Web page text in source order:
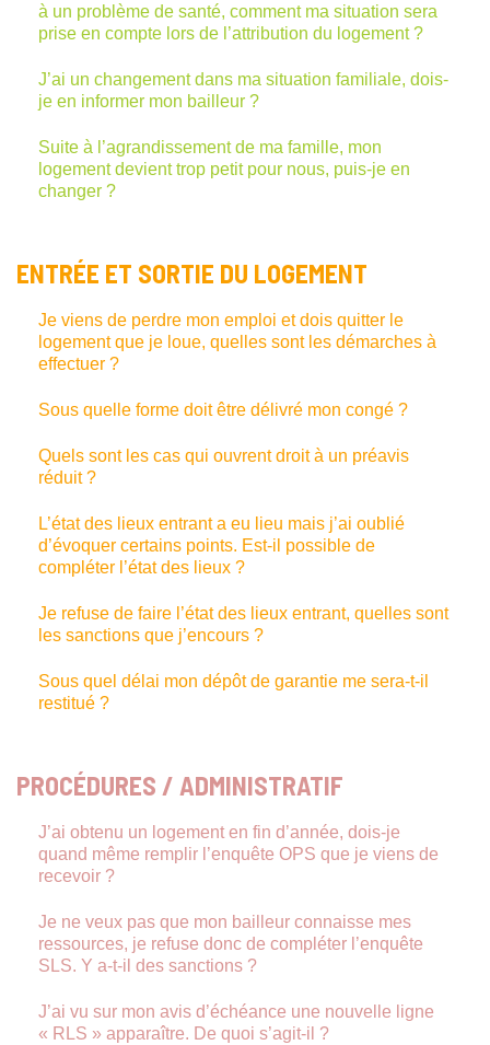
à un problème de santé, comment ma situation sera
prise en compte lors de l’attribution du logement ?
J’ai un changement dans ma situation familiale, dois-
je en informer mon bailleur ?
Suite à l’agrandissement de ma famille, mon
logement devient trop petit pour nous, puis-je en
changer ?
ENTRÉE ET SORTIE DU LOGEMENT
Je viens de perdre mon emploi et dois quitter le
logement que je loue, quelles sont les démarches à
effectuer ?
Sous quelle forme doit être délivré mon congé ?
Quels sont les cas qui ouvrent droit à un préavis
réduit ?
L’état des lieux entrant a eu lieu mais j’ai oublié
d’évoquer certains points. Est-il possible de
compléter l’état des lieux ?
Je refuse de faire l’état des lieux entrant, quelles sont
les sanctions que j’encours ?
Sous quel délai mon dépôt de garantie me sera-t-il
restitué ?
PROCÉDURES / ADMINISTRATIF
J’ai obtenu un logement en fin d’année, dois-je
quand même remplir l’enquête OPS que je viens de
recevoir ?
Je ne veux pas que mon bailleur connaisse mes
ressources, je refuse donc de compléter l’enquête
SLS. Y a-t-il des sanctions ?
J’ai vu sur mon avis d’échéance une nouvelle ligne
« RLS » apparaître. De quoi s’agit-il ?